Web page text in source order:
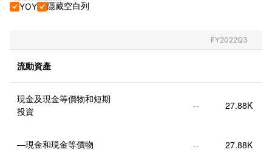
YOY隱藏空白列
FY2022Q3
流動資產
現金及現金等價物和短期
投資
-- 27.88K
—現金和現金等價物 -- 27.88K